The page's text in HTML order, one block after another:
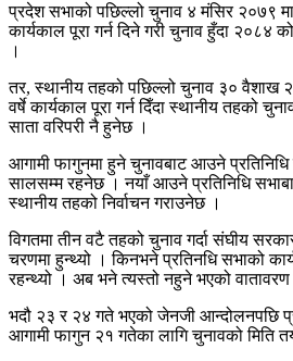
प्रदेश सभाको पछिल्लो चुनाव ४ मंसिर २०७९
कार्यकाल पूरा गर्न दिने गरी चुनाव हुँदा २०८४
।
तर, स्थानीय तहको पछिल्लो चुनाव ३० वैशाख
वर्षे कार्यकाल पूरा गर्न दिँदा स्थानीय तहको
साता वरिपरी नै हुनेछ ।
आगामी फागुनमा हुने चुनावबाट आउने
सालसम्म रहनेछ । नयाँ आउने प्रतिनिधि
स्थानीय तहको निर्वाचन गराउनेछ ।
विगतमा तीन वटै तहको चुनाव गर्दा संघीय
चरणमा हुन्थ्यो । किनभने प्रतिनधि सभाको
रहन्थ्यो । अब भने त्यस्तो नहुने भएको
भदौ २३ र २४ गते भएको जेनजी आन्दोलनपछि
आगामी फागुन २१ गतेका लागि चुनावको मिति